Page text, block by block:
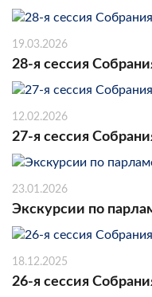
19.03.2026
28-я сессия
12.02.2026
27-я сессия
23.01.2026
Экскурсии по
18.12.2025
26-я сессия